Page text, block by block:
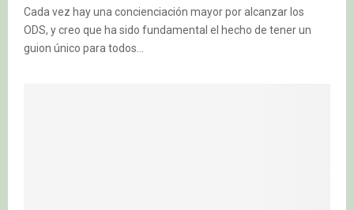
Cada vez hay una concienciación mayor por alcanzar los
ODS, y creo que ha sido fundamental el hecho de tener un
guion único para todos...